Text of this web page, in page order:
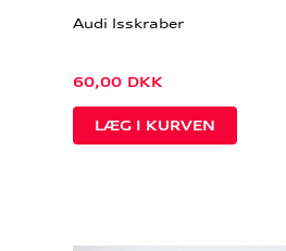
Audi Isskraber
60,00 DKK